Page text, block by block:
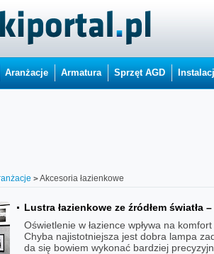
Aranżacje Armatura Sprzęt AGD
Akcesoria łazienkowe
Lustra łazienkowe ze źródłem światła
Oświetlenie w łazience wpływa na
Chyba najistotniejsza jest dobra lampa
da się bowiem wykonać bardziej